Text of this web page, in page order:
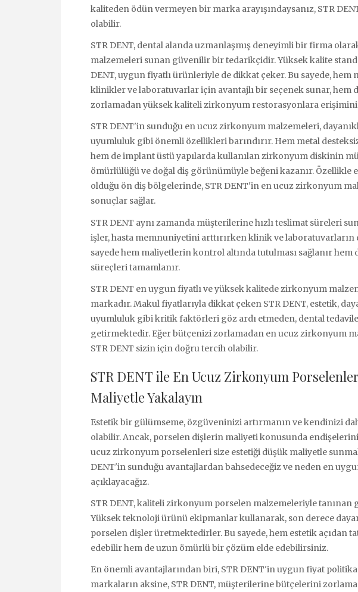
kaliteden ödün vermeyen bir marka arayışındaysanız, STR
olabilir.
STR DENT, dental alanda uzmanlaşmış deneyimli bir firma
malzemeleri sunan güvenilir bir tedarikçidir. Yüksek kalite
DENT, uygun fiyatlı ürünleriyle de dikkat çeker. Bu sayede,
klinikler ve laboratuvarlar için avantajlı bir seçenek sunar, hem
zorlamadan yüksek kaliteli zirkonyum restorasyonlara erişimini
STR DENT'in sunduğu en ucuz zirkonyum malzemeleri,
uyumluluk gibi önemli özellikleri barındırır. Hem metal
hem de implant üstü yapılarda kullanılan zirkonyum diskinin
ömürlülüğü ve doğal diş görünümüyle beğeni kazanır. Özellikle
olduğu ön diş bölgelerinde, STR DENT'in en ucuz zirkonyum
sonuçlar sağlar.
STR DENT aynı zamanda müşterilerine hızlı teslimat süreleri
işler, hasta memnuniyetini arttırırken klinik ve laboratuvarların
sayede hem maliyetlerin kontrol altında tutulması sağlanır hem
süreçleri tamamlanır.
STR DENT en uygun fiyatlı ve yüksek kalitede zirkonyum
markadır. Makul fiyatlarıyla dikkat çeken STR DENT, estetik,
uyumluluk gibi kritik faktörleri göz ardı etmeden, dental
getirmektedir. Eğer bütçenizi zorlamadan en ucuz zirkonyum
STR DENT sizin için doğru tercih olabilir.
STR DENT ile En Ucuz Zirkonyum
Maliyetle Yakalayın
Estetik bir gülümseme, özgüveninizi artırmanın ve kendinizi
olabilir. Ancak, porselen dişlerin maliyeti konusunda
ucuz zirkonyum porselenleri size estetiği düşük maliyetle
DENT'in sunduğu avantajlardan bahsedeceğiz ve neden en
açıklayacağız.
STR DENT, kaliteli zirkonyum porselen malzemeleriyle tanınan
Yüksek teknoloji ürünü ekipmanlar kullanarak, son derece
porselen dişler üretmektedirler. Bu sayede, hem estetik açıdan
edebilir hem de uzun ömürlü bir çözüm elde edebilirsiniz.
En önemli avantajlarından biri, STR DENT'in uygun fiyat
markaların aksine, STR DENT, müşterilerine bütçelerini